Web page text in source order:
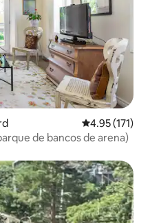
Calificación
4.95 (171)
(pase del parque de bancos de arena)